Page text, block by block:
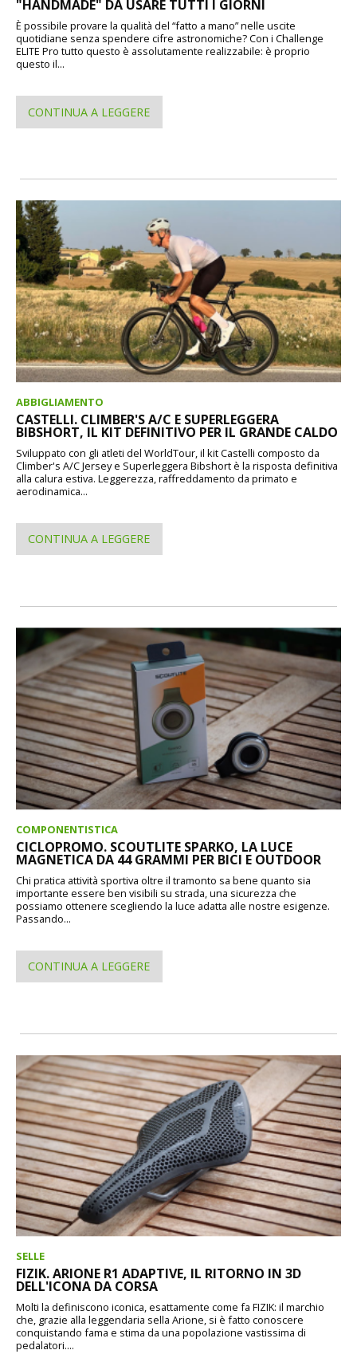
"HANDMADE" DA USARE TUTTI I GIORNI
È possibile provare la qualità del “fatto a mano” nelle uscite
quotidiane senza spendere cifre astronomiche? Con i Challenge
ELITE Pro tutto questo è assolutamente realizzabile: è proprio
questo il...
CONTINUA A LEGGERE
ABBIGLIAMENTO
CASTELLI. CLIMBER'S A/C E SUPERLEGGERA
BIBSHORT, IL KIT DEFINITIVO PER IL GRANDE CALDO
Sviluppato con gli atleti del WorldTour, il kit Castelli composto da
Climber's A/C Jersey e Superleggera Bibshort è la risposta definitiva
alla calura estiva. Leggerezza, raffreddamento da primato e
aerodinamica...
CONTINUA A LEGGERE
COMPONENTISTICA
CICLOPROMO. SCOUTLITE SPARKO, LA LUCE
MAGNETICA DA 44 GRAMMI PER BICI E OUTDOOR
Chi pratica attività sportiva oltre il tramonto sa bene quanto sia
importante essere ben visibili su strada, una sicurezza che
possiamo ottenere scegliendo la luce adatta alle nostre esigenze.
Passando...
CONTINUA A LEGGERE
SELLE
FIZIK. ARIONE R1 ADAPTIVE, IL RITORNO IN 3D
DELL'ICONA DA CORSA
Molti la definiscono iconica, esattamente come fa FIZIK: il marchio
che, grazie alla leggendaria sella Arione, si è fatto conoscere
conquistando fama e stima da una popolazione vastissima di
pedalatori....